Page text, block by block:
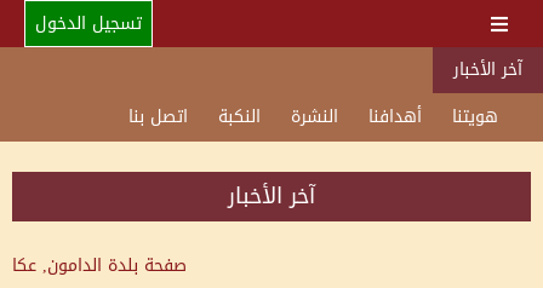
تسجيل الدخول
آخر الأخبار
هويتنا
أهدافنا النشرة النكبة اتصل بنا
آخر الأخبار
صفحة بلدة الدامون, عكا